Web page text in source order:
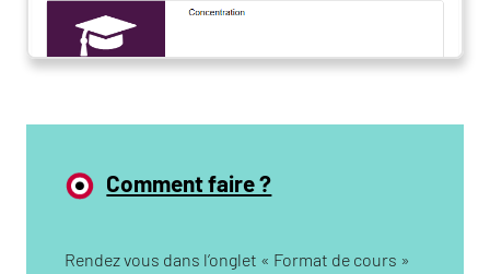
Comment faire ?
Rendez vous dans l’onglet « Format de cours »